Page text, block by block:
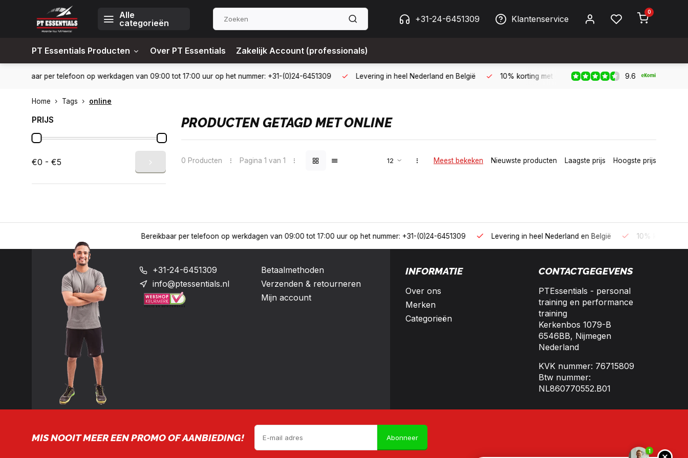
Alle
categorieën
+31-24-6451309 Klantenservice
0
PT Essentials Producten Over PT Essentials Zakelijk Account (professionals)
6451309 Levering in heel Nederland en België 10% korting met een zakelijk account B2B kopen op 30 dagen factuur met Biller! Bereikbaar per telefoon op werkdagen van 09:00 tot
9.6
Home Tags online
PRIJS
€0 - €5
PRODUCTEN GETAGD MET ONLINE
0 Producten Pagina 1 van 1 Meest bekeken Nieuwste producten Laagste prijs Hoogste prijs
uur op het nummer: +31-(0)24-6451309 Levering in heel Nederland en België 10% korting met een zakelijk account B2B kopen op 30 dagen factuur met Biller! Bereikbaar per
+31-24-6451309
info@ptessentials.nl
Betaalmethoden
Verzenden & retourneren
Mijn account
INFORMATIE
Over ons
Merken
Categorieën
CONTACTGEGEVENS
PTEssentials - personal
training en performance
training
Kerkenbos 1079-B
6546BB, Nijmegen
Nederland
KVK nummer: 76715809
Btw nummer:
NL860770552.B01
MIS NOOIT MEER EEN PROMO OF AANBIEDING! Abonneer
1